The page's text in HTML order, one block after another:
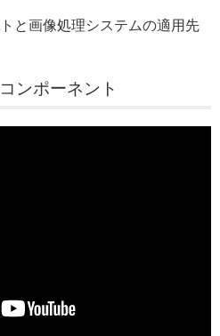
と画像処理システムの適用先
ンポーネント